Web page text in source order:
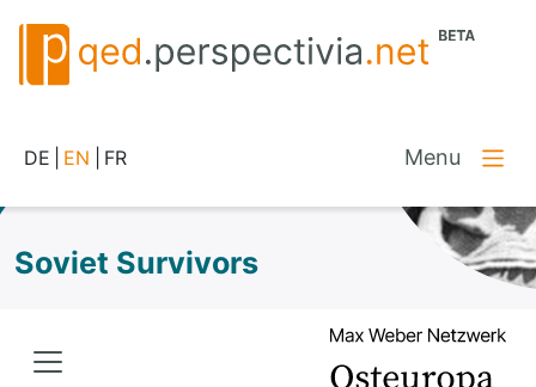
DE EN FR Menu
Soviet Survivors